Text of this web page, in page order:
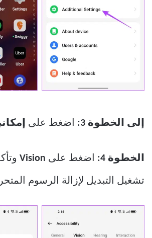
إلى الخطوة 3: اضغط على
الخطوة 4: اضغط على Vision
تشغيل التبديل لإزالة الرسوم